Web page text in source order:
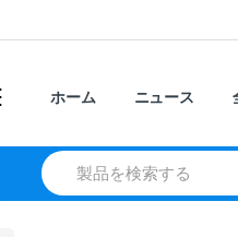
ホーム ニュース
Search
for: